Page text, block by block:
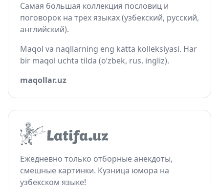
Самая большая коллекция пословиц и
поговорок на трёх языках (узбекский, русский,
английский).
Maqol va naqllarning eng katta kolleksiyasi. Har
bir maqol uchta tilda (o‘zbek, rus, ingliz).
maqollar.uz
Ежедневно только отборные анекдоты,
смешные картинки. Кузница юмора на
узбекском языке!